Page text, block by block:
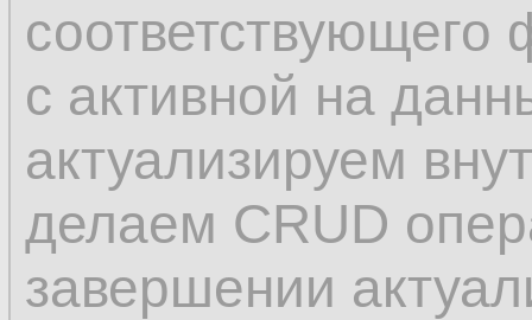
с активной на
актуализируем
делаем CRUD
завершении